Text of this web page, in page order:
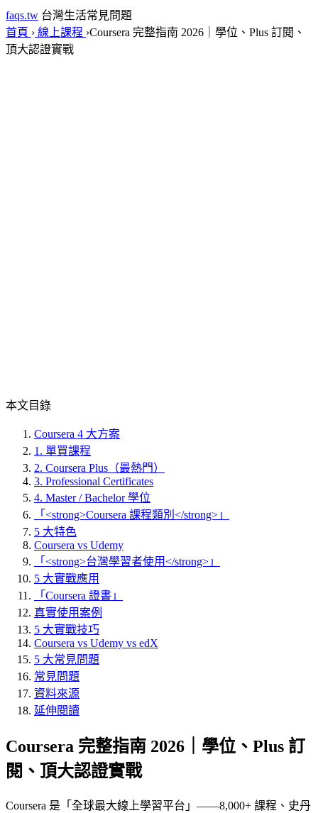
faqs.tw 台灣生活常見問題
首頁 › 線上課程 ›Coursera 完整指南 2026｜學位、Plus 訂閱、
頂大認證實戰
本文目錄
Coursera 4 大方案
1. 單買課程
2. Coursera Plus（最熱門）
3. Professional Certificates
4. Master / Bachelor 學位
「<strong>Coursera 課程類別</strong>」
5 大特色
Coursera vs Udemy
「<strong>台灣學習者使用</strong>」
5 大實戰應用
「Coursera 證書」
真實使用案例
5 大實戰技巧
Coursera vs Udemy vs edX
5 大常見問題
常見問題
資料來源
延伸閱讀
Coursera 完整指南 2026｜學位、Plus 訂
閱、頂大認證實戰
Coursera 是「 全球最大線上學習平台 」——8,000+ 課程、史丹